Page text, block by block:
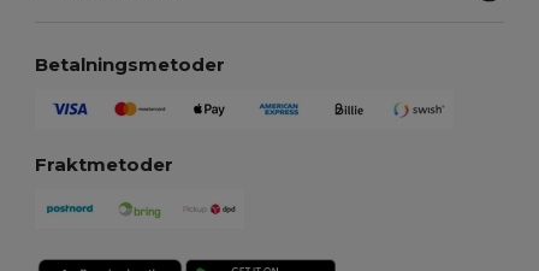
Betalningsmetoder
Fraktmetoder